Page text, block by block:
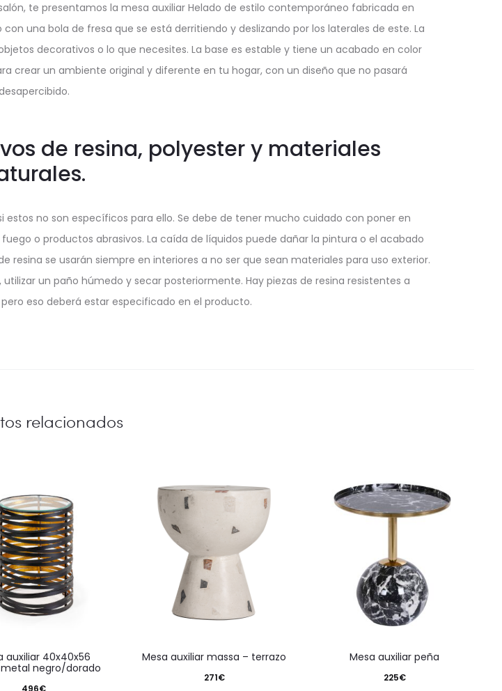
te presentamos la mesa auxiliar Helado de estilo contemporáneo fabricada en
una bola de fresa que se está derritiendo y deslizando por los laterales de este. La
decorativos o lo que necesites. La base es estable y tiene un acabado en color
crear un ambiente original y diferente en tu hogar, con un diseño que no pasará
de resina, polyester y materiales
estos no son específicos para ello. Se debe de tener mucho cuidado con poner en
o productos abrasivos. La caída de líquidos puede dañar la pintura o el acabado
resina se usarán siempre en interiores a no ser que sean materiales para uso exterior.
un paño húmedo y secar posteriormente. Hay piezas de resina resistentes a
eso deberá estar especificado en el producto.
relacionados
negro/dorado
496€
mesa auxiliar massa – terrazo
271€
mesa auxiliar peña
225€